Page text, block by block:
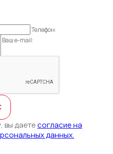
Телефон:
Ваш e-mail:
вы даетесогласие на
данных.